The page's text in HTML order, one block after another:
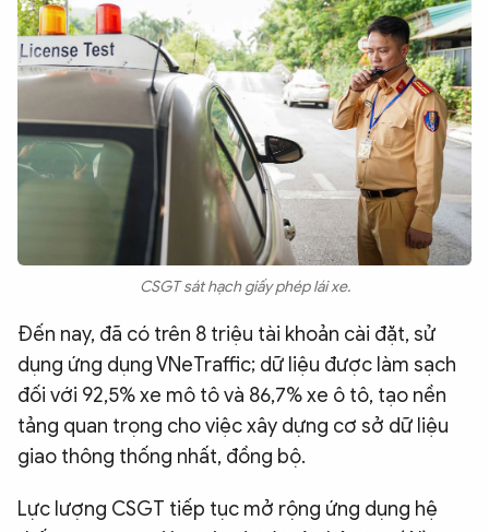
CSGT sát hạch giấy phép lái xe.
Đến nay, đã có trên 8 triệu tài khoản cài đặt, sử
dụng ứng dụng VNeTraffic; dữ liệu được làm sạch
đối với 92,5% xe mô tô và 86,7% xe ô tô, tạo nền
tảng quan trọng cho việc xây dựng cơ sở dữ liệu
giao thông thống nhất, đồng bộ.
Lực lượng CSGT tiếp tục mở rộng ứng dụng hệ